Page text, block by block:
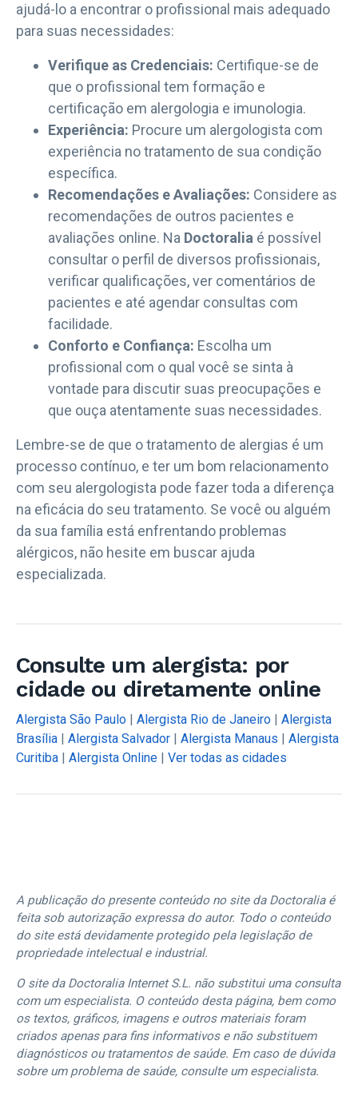
ajudá-lo a encontrar o profissional mais adequado
para suas necessidades:
Verifique as Credenciais: Certifique-se de
que o profissional tem formação e
certificação em alergologia e imunologia.
Experiência: Procure um alergologista com
experiência no tratamento de sua condição
específica.
Recomendações e Avaliações: Considere as
recomendações de outros pacientes e
avaliações online. Na Doctoralia é possível
consultar o perfil de diversos profissionais,
verificar qualificações, ver comentários de
pacientes e até agendar consultas com
facilidade.
Conforto e Confiança: Escolha um
profissional com o qual você se sinta à
vontade para discutir suas preocupações e
que ouça atentamente suas necessidades.
Lembre-se de que o tratamento de alergias é um
processo contínuo, e ter um bom relacionamento
com seu alergologista pode fazer toda a diferença
na eficácia do seu tratamento. Se você ou alguém
da sua família está enfrentando problemas
alérgicos, não hesite em buscar ajuda
especializada.
Consulte um alergista: por
cidade ou diretamente online
Alergista São Paulo | Alergista Rio de Janeiro | Alergista
Brasília | Alergista Salvador | Alergista Manaus | Alergista
Curitiba | Alergista Online | Ver todas as cidades
A publicação do presente conteúdo no site da Doctoralia é
feita sob autorização expressa do autor. Todo o conteúdo
do site está devidamente protegido pela legislação de
propriedade intelectual e industrial.
O site da Doctoralia Internet S.L. não substitui uma consulta
com um especialista. O conteúdo desta página, bem como
os textos, gráficos, imagens e outros materiais foram
criados apenas para fins informativos e não substituem
diagnósticos ou tratamentos de saúde. Em caso de dúvida
sobre um problema de saúde, consulte um especialista.